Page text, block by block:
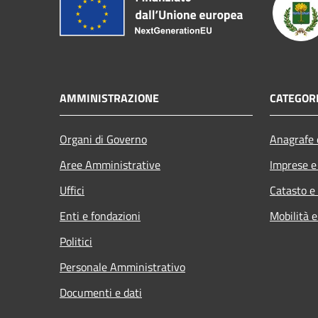
AMMINISTRAZIONE
Organi di Governo
Aree Amministrative
Uffici
Enti e fondazioni
Politici
Personale Amministrativo
Documenti e dati
Imprese
Catasto
Mobilità